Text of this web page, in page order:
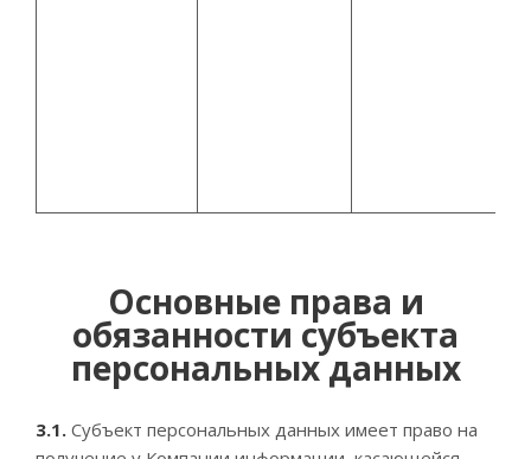
Основные права и
обязанности субъекта
персональных данных
3.1. Субъект персональных данных имеет право на